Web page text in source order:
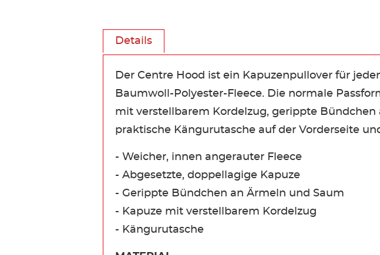
Details
Der Centre Hood ist ein Kapuzenpullover für
Baumwoll-Polyester-Fleece. Die normale
mit verstellbarem Kordelzug, gerippte
praktische Kängurutasche auf der Vorderseite
- Weicher, innen angerauter Fleece
- Abgesetzte, doppellagige Kapuze
- Gerippte Bündchen an Ärmeln und Saum
- Kapuze mit verstellbarem Kordelzug
- Kängurutasche